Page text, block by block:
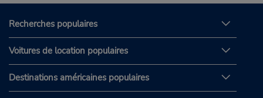
Recherches populaires
Voitures de location populaires
Destinations américaines populaires